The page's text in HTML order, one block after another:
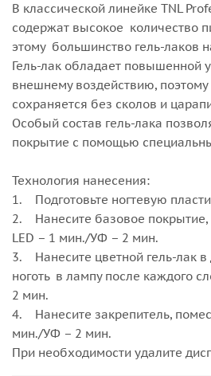
В классической линейке TNL
содержат высокое количество
этому большинство гель-лаков
Гель-лак обладает повышенной
внешнему воздействию,
сохраняется без сколов и
Особый состав гель-лака
покрытие с помощью
Технология нанесения:
1. Подготовьте ногтевую
2. Нанесите базовое покрытие,
LED – 1 мин./УФ – 2 мин.
3. Нанесите цветной гель-лак
ноготь в лампу после каждого
2 мин.
4. Нанесите закрепитель,
мин./УФ – 2 мин.
При необходимости удалите